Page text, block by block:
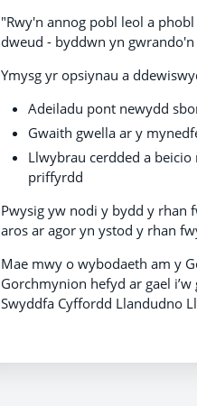
"Rwy'n annog pobl leol a
dweud - byddwn yn
Ymysg yr opsiynau a
Adeiladu pont newydd
Gwaith gwella ar y
Llwybrau cerdded a
priffyrdd
Pwysig yw nodi y bydd y
aros ar agor yn ystod y rhan
Mae mwy o wybodaeth am y
Gorchmynion hefyd ar gael
Swyddfa Cyffordd Llandudno